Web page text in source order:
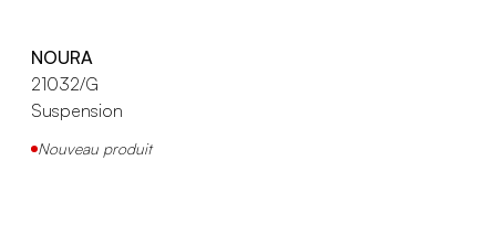
NOURA
21032/G
Suspension
Nouveau produit